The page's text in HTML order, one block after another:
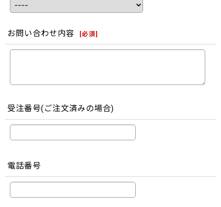
お問い合わせ内容 [必須]
受注番号(ご注文済みの場合)
電話番号